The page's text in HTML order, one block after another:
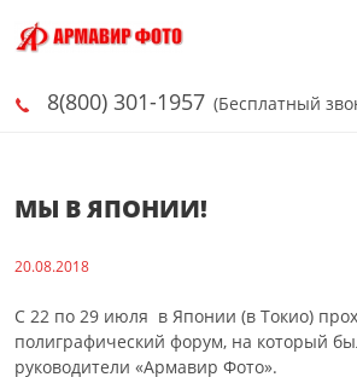
8(800) 301-1957 (Бесплатный
​МЫ В ЯПОНИИ!
20.08.2018
С 22 по 29 июля в Японии (в Токио)
полиграфический форум, на который
руководители «Армавир Фото».